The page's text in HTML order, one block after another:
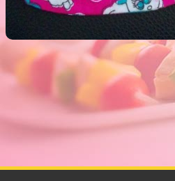
فروش ویژه کیسه آب گرم 2000 فروش,نمایندگی پلاستیک عزیزی در
اهواز,پلاستیک 2000 فروش,پلاستیک 5000 فروش,بلور 2000 فروش,بلور
5000 فروش,فروش پلاستیک 2000 تومانی,فروش پلاستیک 5000
تومانی,فروش بلوز 2000 تومانی,فروش بلور 5000 تومانی ,فروش پلاسکو
5000 تومانی, فروش پلاسکو 2000 تومانی, پلاسکو 2000 فروش, پلاسکو